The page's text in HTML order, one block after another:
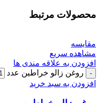
محصولات مرتبط
مقایسه
مشاهده سریع
افزودن به علاقه مندی ها
روغن زالو خراطین عدد
افزودن به سبد خرید